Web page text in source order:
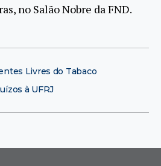
no Salão Nobre da FND.
Livres do Tabaco
à UFRJ